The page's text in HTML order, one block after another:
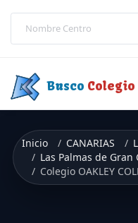
Busco Colegio
Inicio CANARIAS
Las Palmas de Gran
Colegio OAKLEY